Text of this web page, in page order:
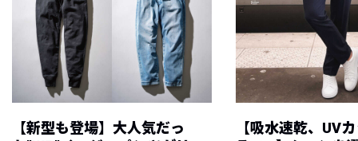
【新型も登場】大人気だっ
【吸水速乾、UV